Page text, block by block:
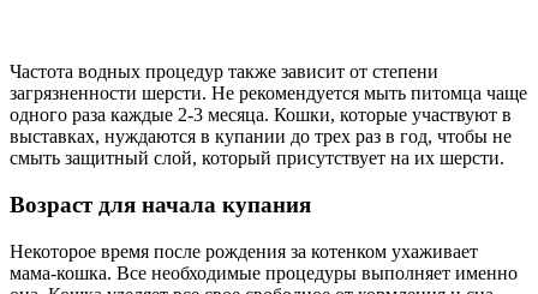
Частота водных процедур также зависит от степени
загрязненности шерсти. Не рекомендуется мыть питомца чаще
одного раза каждые 2-3 месяца. Кошки, которые участвуют в
выставках, нуждаются в купании до трех раз в год, чтобы не
смыть защитный слой, который присутствует на их шерсти.
Возраст для начала купания
Некоторое время после рождения за котенком ухаживает
мама-кошка. Все необходимые процедуры выполняет именно